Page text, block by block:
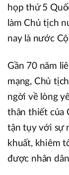
họp thứ 5
làm Chủ tịch
nay là nước
Gần 70 năm
mạng, Chủ
ngời về lòng
thân thiết của
tận tụy với sự
khuất, khiêm
được nhân